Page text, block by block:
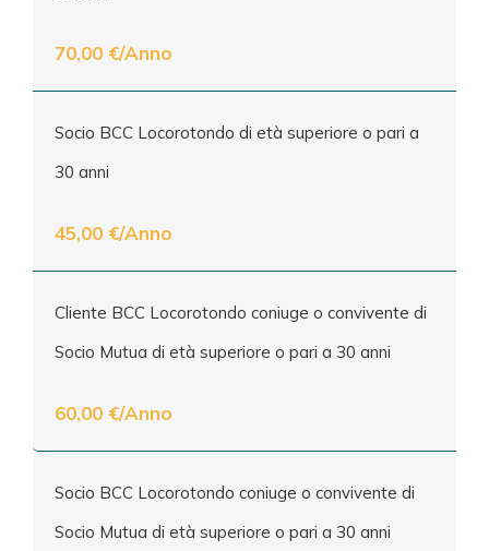
70,00 €/Anno
Socio BCC Locorotondo di età superiore o pari a
30 anni
45,00 €/Anno
Cliente BCC Locorotondo coniuge o convivente di
Socio Mutua di età superiore o pari a 30 anni
60,00 €/Anno
Socio BCC Locorotondo coniuge o convivente di
Socio Mutua di età superiore o pari a 30 anni